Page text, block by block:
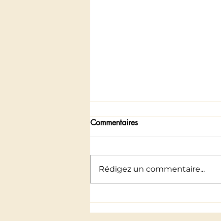
Commentaires
Rédigez un commentaire...